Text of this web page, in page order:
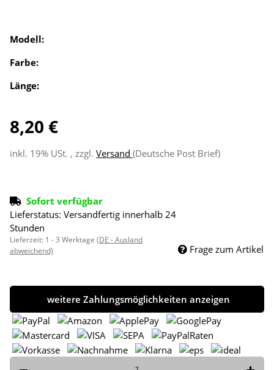
Modell:
Farbe:
Länge:
8,20 €
inkl. 19% USt. , zzgl. Versand (Deutsche Post Brief)
Sofort verfügbar
Lieferstatus: Versandfertig innerhalb 24
Stunden
Lieferzeit: 1 - 3 Werktage (DE - Ausland
abweichend)
Frage zum Artikel
weitere Zahlungsmöglichkeiten anzeigen